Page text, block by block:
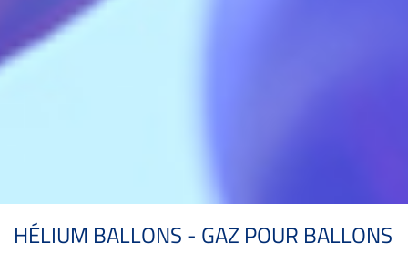
HÉLIUM BALLONS - GAZ POUR BALLONS